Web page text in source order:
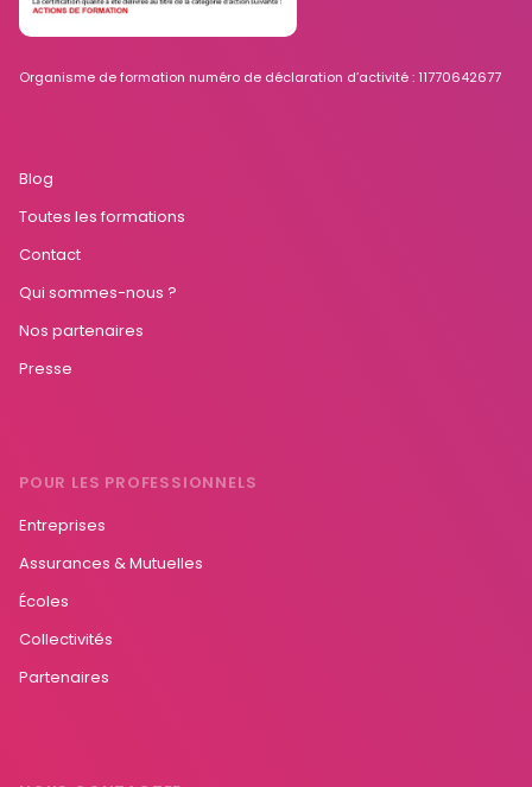
Organisme de formation numéro de déclaration d’activité : 11770642677
Blog
Toutes les formations
Contact
Qui sommes-nous ?
Nos partenaires
Presse
POUR LES PROFESSIONNELS
Entreprises
Assurances & Mutuelles
Écoles
Collectivités
Partenaires